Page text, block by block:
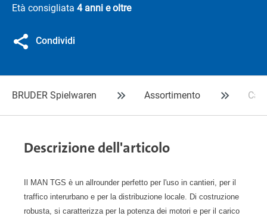
Età consigliata 4 anni e oltre
Condividi
BRUDER Spielwaren Assortimento
Descrizione dell'articolo
Il MAN TGS è un allrounder perfetto per l'uso in cantieri, per il
traffico interurbano e per la distribuzione locale. Di costruzione
robusta, si caratterizza per la potenza dei motori e per il carico